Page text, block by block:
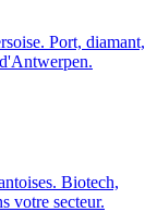
Port, diamant,
Biotech,
votre secteur.